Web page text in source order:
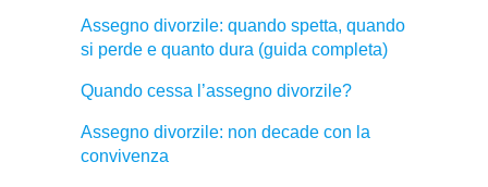
Assegno divorzile: quando spetta, quando
si perde e quanto dura (guida completa)
Quando cessa l’assegno divorzile?
Assegno divorzile: non decade con la
convivenza